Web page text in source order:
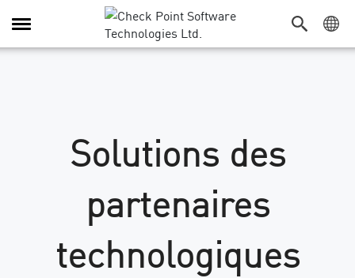
Navigation
dans
Solutions des
partenaires
technologiques